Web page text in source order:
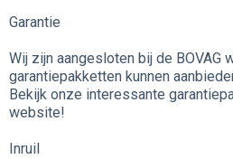
Garantie
Wij zijn aangesloten bij de BOVAG
garantiepakketten kunnen
Bekijk onze interessante
website!
Inruil